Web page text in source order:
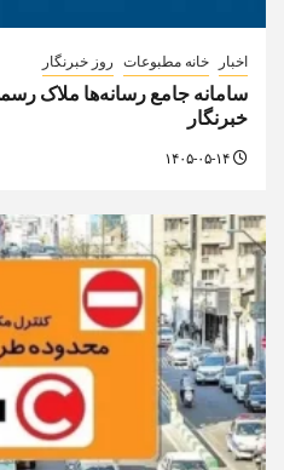
اخبار خانه مطبوعات روز خبرنگار
سامانه جامع رسانه‌ها ملاک
خبرنگار